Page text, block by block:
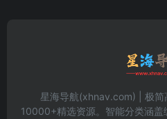
星海导航(xhnav.com) | 极简
10000+精选资源。智能分类涵